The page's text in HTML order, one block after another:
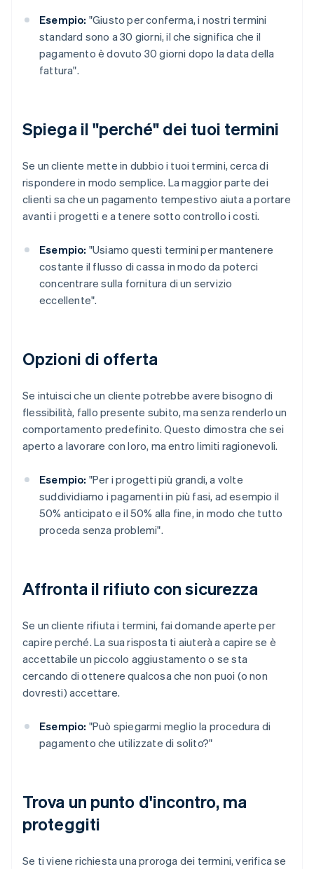
Esempio: "Giusto per conferma, i nostri termini
standard sono a 30 giorni, il che significa che il
pagamento è dovuto 30 giorni dopo la data della
fattura".
Spiega il "perché" dei tuoi termini
Se un cliente mette in dubbio i tuoi termini, cerca di
rispondere in modo semplice. La maggior parte dei
clienti sa che un pagamento tempestivo aiuta a portare
avanti i progetti e a tenere sotto controllo i costi.
Esempio: "Usiamo questi termini per mantenere
costante il flusso di cassa in modo da poterci
concentrare sulla fornitura di un servizio
eccellente".
Opzioni di offerta
Se intuisci che un cliente potrebbe avere bisogno di
flessibilità, fallo presente subito, ma senza renderlo un
comportamento predefinito. Questo dimostra che sei
aperto a lavorare con loro, ma entro limiti ragionevoli.
Esempio: "Per i progetti più grandi, a volte
suddividiamo i pagamenti in più fasi, ad esempio il
50% anticipato e il 50% alla fine, in modo che tutto
proceda senza problemi".
Affronta il rifiuto con sicurezza
Se un cliente rifiuta i termini, fai domande aperte per
capire perché. La sua risposta ti aiuterà a capire se è
accettabile un piccolo aggiustamento o se sta
cercando di ottenere qualcosa che non puoi (o non
dovresti) accettare.
Esempio: "Può spiegarmi meglio la procedura di
pagamento che utilizzate di solito?"
Trova un punto d'incontro, ma
proteggiti
Se ti viene richiesta una proroga dei termini, verifica se